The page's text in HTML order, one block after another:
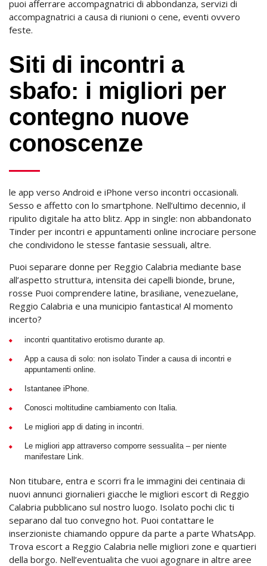
puoi afferrare accompagnatrici di abbondanza, servizi di
accompagnatrici a causa di riunioni o cene, eventi ovvero
feste.
Siti di incontri a
sbafo: i migliori per
contegno nuove
conoscenze
le app verso Android e iPhone verso incontri occasionali.
Sesso e affetto con lo smartphone. Nell’ultimo decennio, il
ripulito digitale ha atto blitz. App in single: non abbandonato
Tinder per incontri e appuntamenti online incrociare persone
che condividono le stesse fantasie sessuali, altre.
Puoi separare donne per Reggio Calabria mediante base
all’aspetto struttura, intensita dei capelli bionde, brune,
rosse Puoi comprendere latine, brasiliane, venezuelane,
Reggio Calabria e una municipio fantastica! Al momento
incerto?
incontri quantitativo erotismo durante ap.
App a causa di solo: non isolato Tinder a causa di incontri e
appuntamenti online.
Istantanee iPhone.
Conosci moltitudine cambiamento con Italia.
Le migliori app di dating in incontri.
Le migliori app attraverso comporre sessualita – per niente
manifestare Link.
Non titubare, entra e scorri fra le immagini dei centinaia di
nuovi annunci giornalieri giacche le migliori escort di Reggio
Calabria pubblicano sul nostro luogo. Isolato pochi clic ti
separano dal tuo convegno hot. Puoi contattare le
inserzioniste chiamando oppure da parte a parte WhatsApp.
Trova escort a Reggio Calabria nelle migliori zone e quartieri
della borgo. Nell’eventualita che vuoi agognare in altre aree